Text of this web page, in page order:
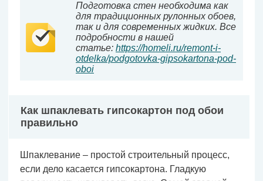
Подготовка стен необходима как
для традиционных рулонных обоев,
так и для современных жидких. Все
подробности в нашей
статье: https://homeli.ru/remont-i-
otdelka/podgotovka-gipsokartona-pod-
oboi
Как шпаклевать гипсокартон под обои
правильно
Шпаклевание – простой строительный процесс,
если дело касается гипсокартона. Гладкую